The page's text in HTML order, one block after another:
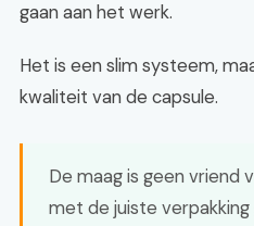
gaan aan het werk.
Het is een slim systeem,
kwaliteit van de capsule.
De maag is geen vriend
met de juiste